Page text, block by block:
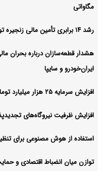
مگاواتی
رشد ۱۴ برابری تأمین مالی زنجیره تولید در ۴ ماه نخست ۱۴۰۵
ایران‌خودرو و سایپا
افزایش سرمایه ۲۵ هزار میلیارد تومانی «فارس» در مسیر قانونی ثبت سرمایه
افزایش ظرفیت نیروگاه‌های تجدیدپذیر به
استفاده از هوش مصنوعی برای